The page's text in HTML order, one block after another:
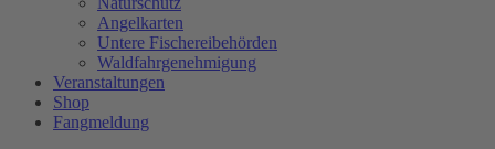
Angelkarten
Untere Fischereibehörden
Waldfahrgenehmigung
Veranstaltungen
Shop
Fangmeldung